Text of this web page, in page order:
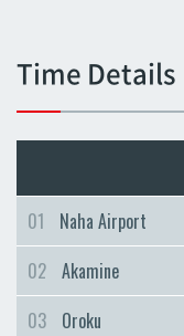
Time Details
01
Naha Airport
02 Akamine
03
Oroku